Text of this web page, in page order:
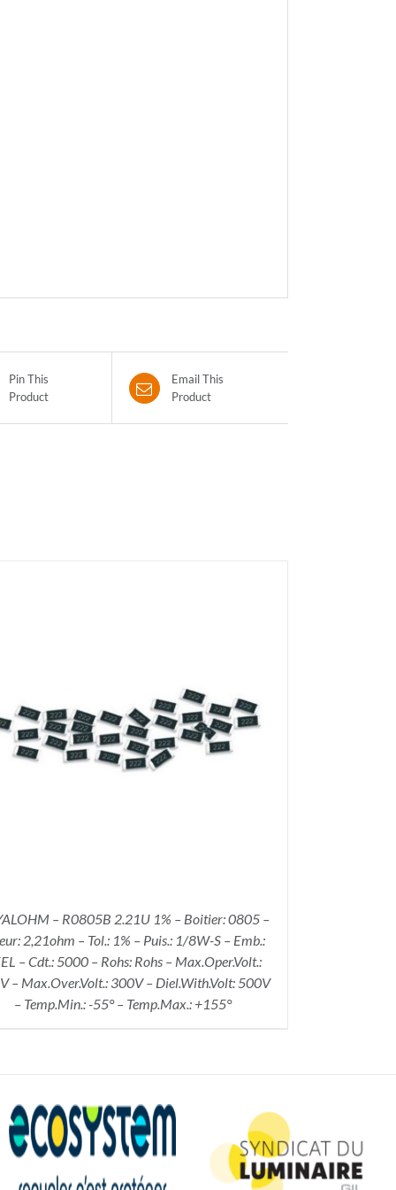
Pin This
Product
Email This
Product
– R0805B 2.21U 1% – Boitier: 0805 –
2,21ohm – Tol.: 1% – Puis.: 1/8W-S – Emb.:
– Cdt.: 5000 – Rohs: Rohs – Max.Oper.Volt.:
– Max.Over.Volt.: 300V – Diel.With.Volt: 500V
– Temp.Min.: -55° – Temp.Max.: +155°